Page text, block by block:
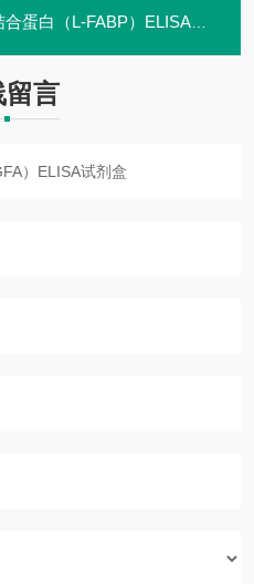
白（L-FABP）ELISA试剂盒
留言